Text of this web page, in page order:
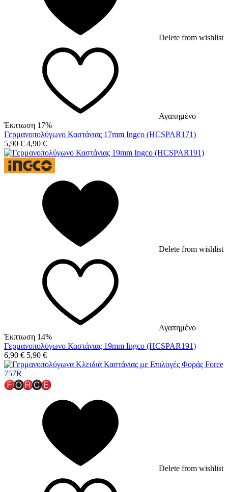
Delete from wishlist
Αγαπημένο
Έκπτωση 17%
Γερμανοπολύγωνο Καστάνιας 17mm Ingco (HCSPAR171)
5,90 € 4,90 €
Delete from wishlist
Αγαπημένο
Έκπτωση 14%
Γερμανοπολύγωνο Καστάνιας 19mm Ingco (HCSPAR191)
6,90 € 5,90 €
Delete from wishlist